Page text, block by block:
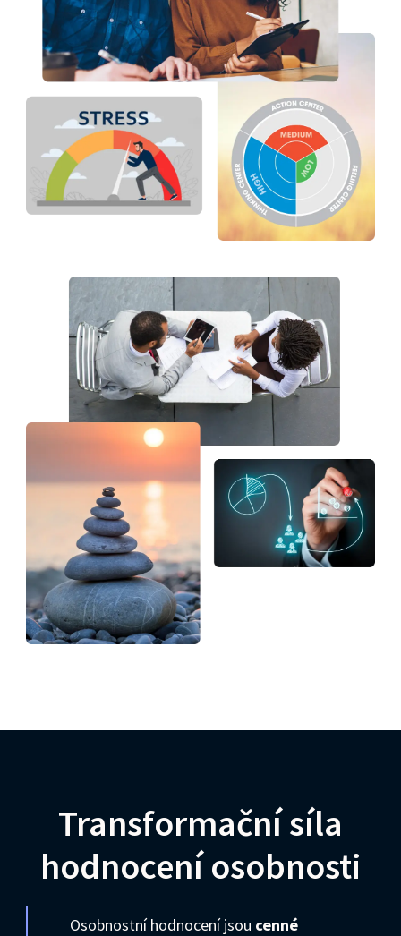
Transformační síla
hodnocení osobnosti
Osobnostní hodnocení jsou cenné